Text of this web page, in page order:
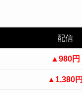
配信
▲ 980円
▲ 1,380円